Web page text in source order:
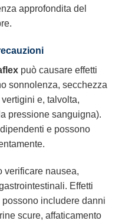
approfondita del
può causare effetti
sonnolenza, secchezza
e, talvolta,
pressione sanguigna).
e possono
verificare nausea,
Effetti
includere danni
scure, affaticamento